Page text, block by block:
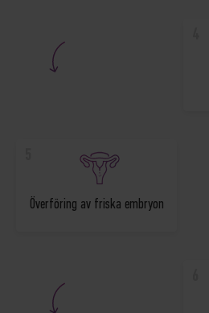
Överföring av friska embryon